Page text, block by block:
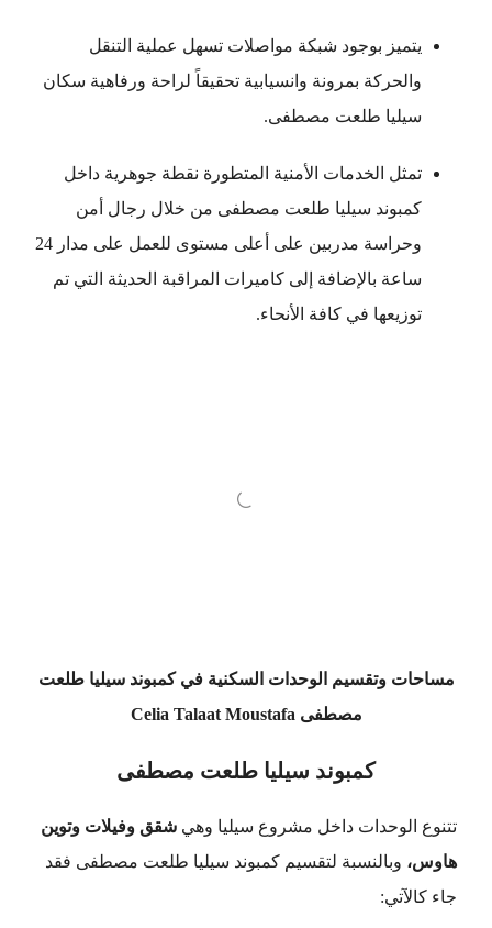
يتميز بوجود شبكة مواصلات تسهل عملية التنقل
والحركة بمرونة وانسيابية تحقيقاً لراحة ورفاهية سكان
سيليا طلعت مصطفى.
تمثل الخدمات الأمنية المتطورة نقطة جوهرية داخل
كمبوند سيليا طلعت مصطفى من خلال رجال أمن
وحراسة مدربين على أعلى مستوى للعمل على مدار 24
ساعة بالإضافة إلى كاميرات المراقبة الحديثة التي تم
توزيعها في كافة الأنحاء.
مساحات وتقسيم الوحدات السكنية في كمبوند سيليا طلعت
مصطفى Celia Talaat Moustafa
كمبوند سيليا طلعت مصطفى
تتنوع الوحدات داخل مشروع سيليا وهي شقق وفيلات وتوين
هاوس، وبالنسبة لتقسيم كمبوند سيليا طلعت مصطفى فقد
جاء كالآتي: